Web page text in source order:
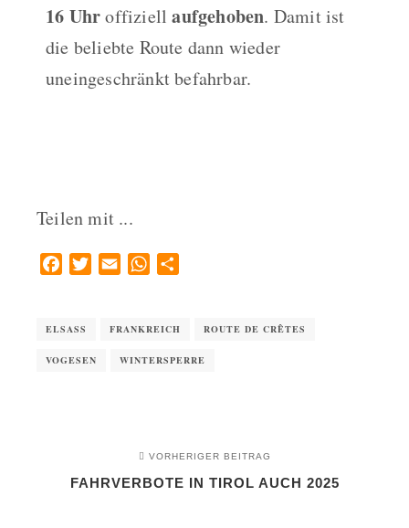
16 Uhroffiziellaufgehoben. Damit ist
die beliebte Route dann wieder
uneingeschränkt befahrbar.
Teilen mit ...
FacebookTwitterEmail WhatsApp
ELSASS FRANKREICH ROUTE DE CRÊTES
VOGESEN WINTERSPERRE
VORHERIGER BEITRAG
FAHRVERBOTE IN TIROL AUCH 2025